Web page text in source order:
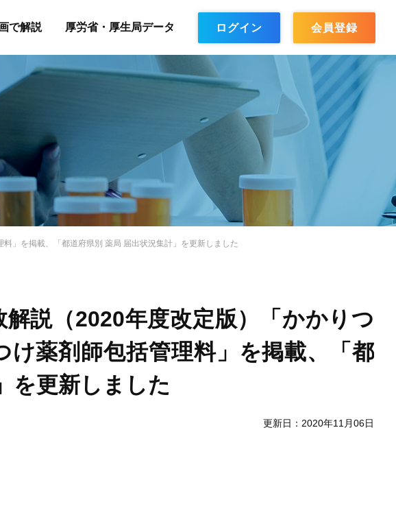
で解説 厚労省・厚生局データ ログイン 会員登録
」を掲載、「都道府県別 薬局 届出状況集計」を更新しました
解説（2020年度改定版）「かかりつ
け薬剤師包括管理料」を掲載、「都
を更新しました
更新日：2020年11月06日